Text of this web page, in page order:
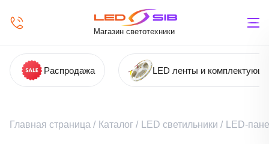
Магазин светотехники
Распродажа LED ленты и
Главная страница / Каталог / LED светильники / LED-